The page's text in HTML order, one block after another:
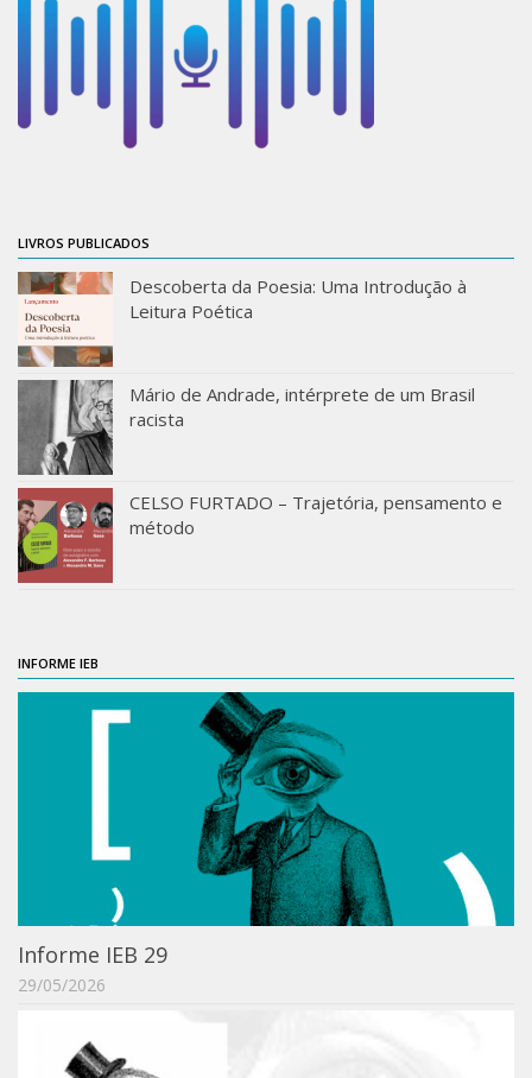
Sobre o LABIEB
Eventos
Núcleos de Atividades
Acadêmico
Graduação
Acervo
Publicações
Almanack Braziliense
Cadernos do IEB
Catálogos
Estudos Brasileiros
Informe IEB
Livros publicados
Collection
History
IEB Library
Journal [RIEB]
LIVROS PUBLICADOS
Descoberta da Poesia: Uma Introdução à
Leitura Poética
Mário de Andrade, intérprete de um Brasil
racista
CELSO FURTADO – Trajetória, pensamento e
método
INFORME IEB
Informe IEB 29
29/05/2026